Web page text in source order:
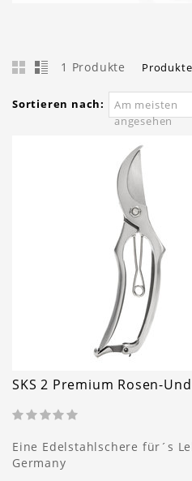
1 Produkte
Sortieren nach:
Am meisten
angesehen
SKS 2 Premium Rosen-
Eine Edelstahlschere für´s
Germany